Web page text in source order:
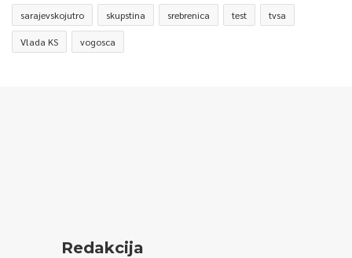
sarajevskojutro skupstina srebrenica test tvsa
Vlada KS vogosca
Redakcija